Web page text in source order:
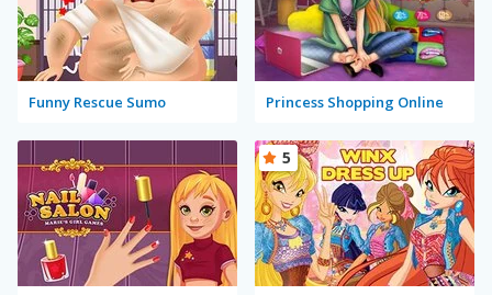
Funny Rescue Sumo Princess Shopping Online
5